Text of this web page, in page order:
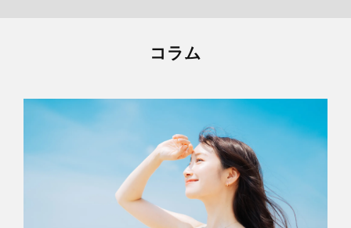
コラム